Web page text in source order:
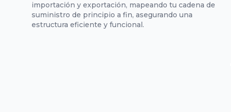
importación y exportación, mapeando tu cadena de
suministro de principio a fin, asegurando una
estructura eficiente y funcional.